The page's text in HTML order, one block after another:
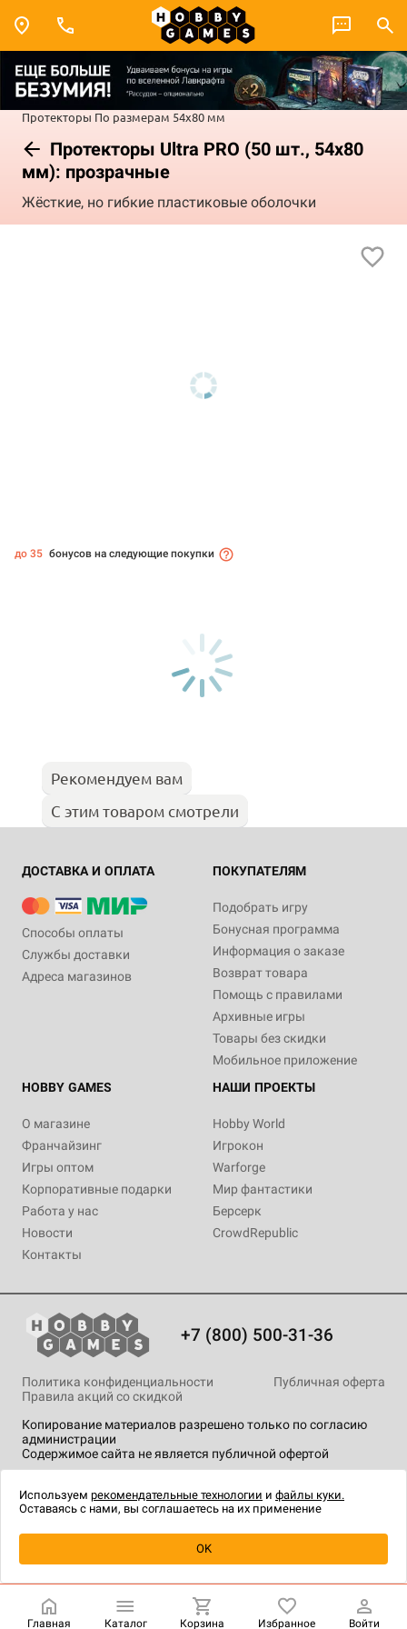
Протекторы По размерам 54x80 мм
Протекторы Ultra PRO (50 шт., 54x80
мм): прозрачные
Жёсткие, но гибкие пластиковые оболочки
Уведомить о наличии
до 35 бонусов на следующие покупки
Рекомендуем вам
С этим товаром смотрели
ДОСТАВКА И ОПЛАТА
Способы оплаты
Службы доставки
Адреса магазинов
ПОКУПАТЕЛЯМ
Подобрать игру
Бонусная программа
Информация о заказе
Возврат товара
Помощь с правилами
Архивные игры
Товары без скидки
Мобильное приложение
HOBBY GAMES
О магазине
Франчайзинг
Игры оптом
Корпоративные подарки
Работа у нас
Новости
Контакты
НАШИ ПРОЕКТЫ
Hobby World
Игрокон
Warforge
Мир фантастики
Берсерк
CrowdRepublic
+7 (800) 500-31-36
Копирование материалов разрешено только по согласию
администрации
Содержимое сайта не является публичной офертой
Политика конфиденциальности
Публичная оферта
Правила акций со скидкой
технологии.
Главная Каталог Корзина Избранное Войти
Используем рекомендательные технологии и файлы куки.
Оставаясь с нами, вы соглашаетесь на их применение
OK